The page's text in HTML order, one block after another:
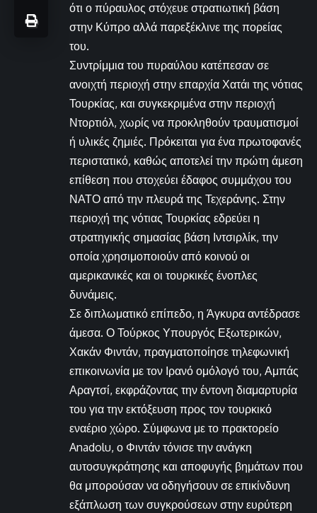
ότι ο πύραυλος στόχευε στρατιωτική βάση
στην Κύπρο αλλά παρεξέκλινε της πορείας
του.
Συντρίμμια του πυραύλου κατέπεσαν σε
ανοιχτή περιοχή στην επαρχία Χατάι της νότιας
Τουρκίας, και συγκεκριμένα στην περιοχή
Ντορτιόλ, χωρίς να προκληθούν τραυματισμοί
ή υλικές ζημιές. Πρόκειται για ένα πρωτοφανές
περιστατικό, καθώς αποτελεί την πρώτη άμεση
επίθεση που στοχεύει έδαφος συμμάχου του
ΝΑΤΟ από την πλευρά της Τεχεράνης. Στην
περιοχή της νότιας Τουρκίας εδρεύει η
στρατηγικής σημασίας βάση Ιντσιρλίκ, την
οποία χρησιμοποιούν από κοινού οι
αμερικανικές και οι τουρκικές ένοπλες
δυνάμεις.
Σε διπλωματικό επίπεδο, η Άγκυρα αντέδρασε
άμεσα. Ο Τούρκος Υπουργός Εξωτερικών,
Χακάν Φιντάν, πραγματοποίησε τηλεφωνική
επικοινωνία με τον Ιρανό ομόλογό του, Αμπάς
Αραγτσί, εκφράζοντας την έντονη διαμαρτυρία
του για την εκτόξευση προς τον τουρκικό
εναέριο χώρο. Σύμφωνα με το πρακτορείο
Anadolu, ο Φιντάν τόνισε την ανάγκη
αυτοσυγκράτησης και αποφυγής βημάτων που
θα μπορούσαν να οδηγήσουν σε επικίνδυνη
εξάπλωση των συγκρούσεων στην ευρύτερη